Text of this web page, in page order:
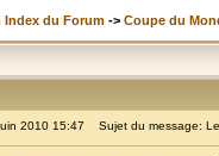
Index du Forum -> Coupe du
2010 15:47 Sujet du message: